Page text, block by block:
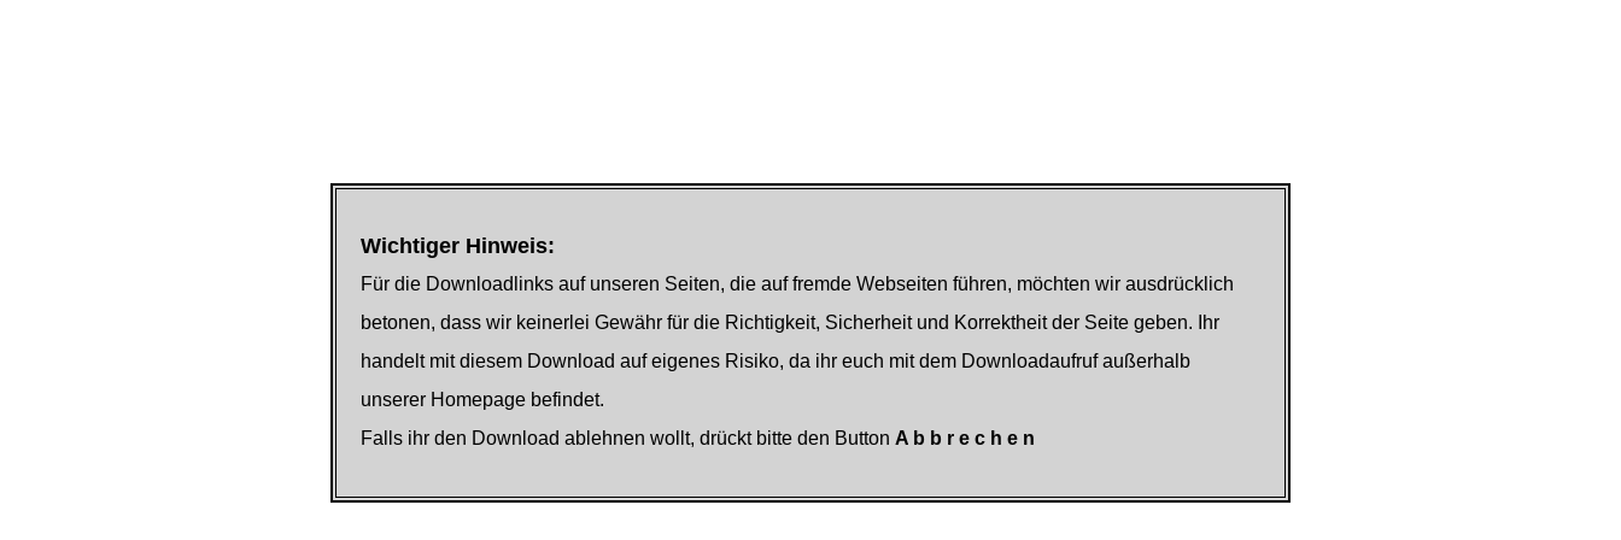
Wichtiger Hinweis:
Für die Downloadlinks auf unseren Seiten, die auf fremde Webseiten führen, möchten wir ausdrücklich
betonen, dass wir keinerlei Gewähr für die Richtigkeit, Sicherheit und Korrektheit der Seite geben. Ihr
handelt mit diesem Download auf eigenes Risiko, da ihr euch mit dem Downloadaufruf außerhalb
unserer Homepage befindet.
Falls ihr den Download ablehnen wollt, drückt bitte den Button A b b r e c h e n